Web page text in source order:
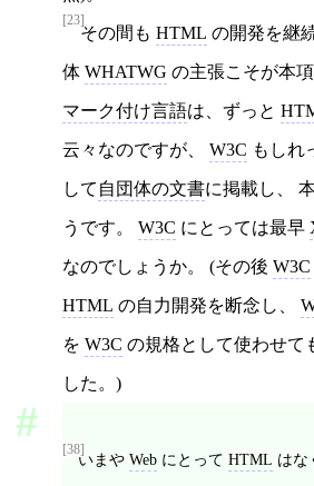
[23]
その間も HTML の開発を継
体 WHATWG の主張こそが本項
マーク付け言語は、ずっと
云々なのですが、 W3C もしれ
して 自団体の文書に掲載し、
うです。 W3C にとっては最早
なのでしょうか。 (その後 W3C
HTML の自力開発を断念し、
を W3C の規格として使わせて
した。)
[38]
いまやWeb にとってHTML はな